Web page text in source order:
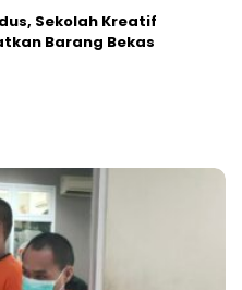
Sekolah Kreatif
Barang Bekas